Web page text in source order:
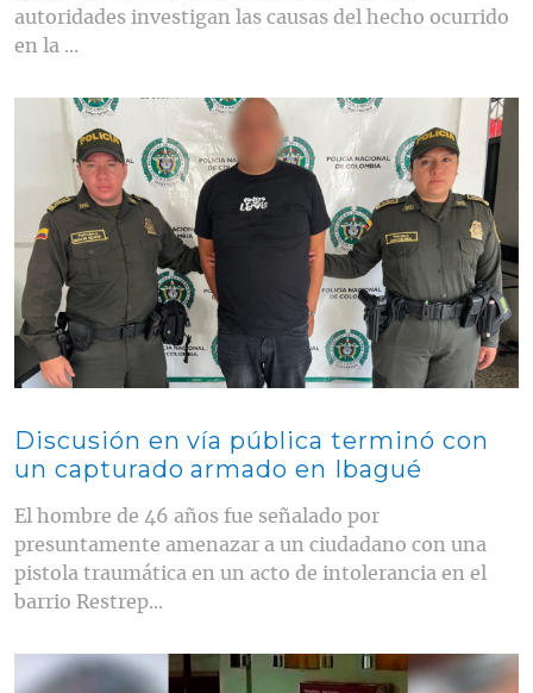
autoridades investigan las causas del hecho ocurrido
en la ...
Contenido multimedia principal
Discusión en vía pública terminó con
un capturado armado en Ibagué
El hombre de 46 años fue señalado por
presuntamente amenazar a un ciudadano con una
pistola traumática en un acto de intolerancia en el
barrio Restrep...
Contenido multimedia principal